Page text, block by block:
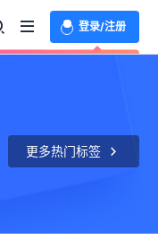
登录/注册
更多热门标签